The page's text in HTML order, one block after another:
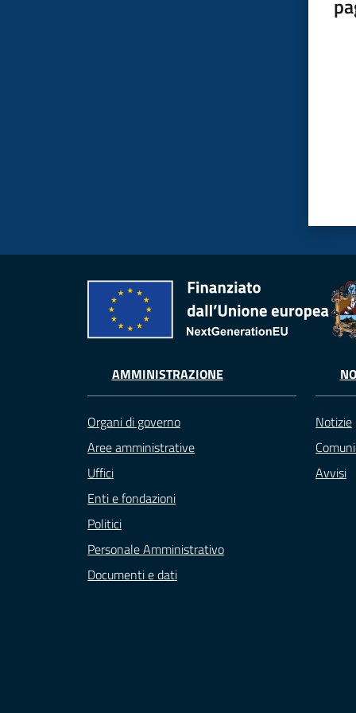
AMMINISTRAZIONE
Organi di governo
Aree amministrative
Uffici
Enti e fondazioni
Politici
Personale Amministrativo
Documenti e dati
Notizie
Avvisi